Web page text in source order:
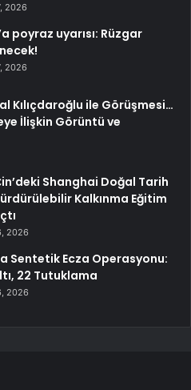
2026
poyraz uyarısı: Rüzgar
2026
Kılıçdaroğlu ile Görüşmesi…
İlişkin Görüntü ve
Shanghai Doğal Tarih
Kalkınma Eğitim
2026
Sentetik Ecza Operasyonu:
22 Tutuklama
2026